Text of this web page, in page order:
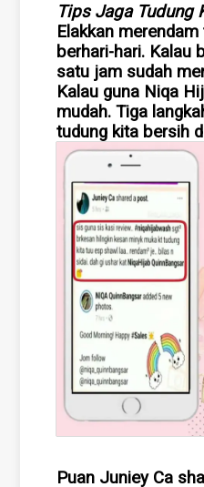
Tips Jaga Tudung
Elakkan
berhari-hari. Kalau
satu jam sudah
Kalau guna Niqa
mudah. Tiga
tudung kita bersih
Puan Juniey Ca